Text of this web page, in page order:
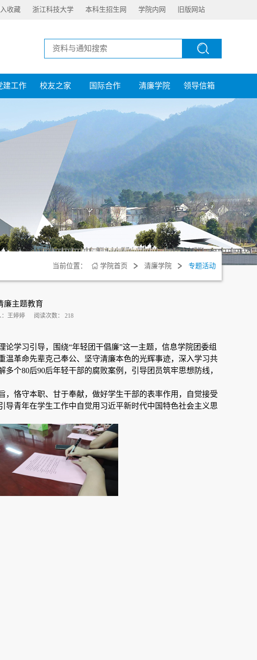
收藏 浙江科技大学 本科生招生网 学院内网 旧版网站
建工作 校友之家 国际合作 清廉学院 领导信箱
当前位置： 学院首页 清廉学院 专题活动
廉主题教育
：王婷婷 阅读次数： 218
学习引导，围绕“年轻团干倡廉”这一主题，信息学院团委组
革命先辈克己奉公、坚守清廉本色的光辉事迹，深入学习共
个80后90后年轻干部的腐败案例，引导团员筑牢思想防线，
恪守本职、甘于奉献，做好学生干部的表率作用，自觉接受
青年在学生工作中自觉用习近平新时代中国特色社会主义思